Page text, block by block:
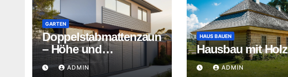
GARTEN
Doppelstabmattenzaun
– Höhe und
Vorschriften
ADMIN
HAUS BAUEN
Hausbau mit Holz
ADMIN